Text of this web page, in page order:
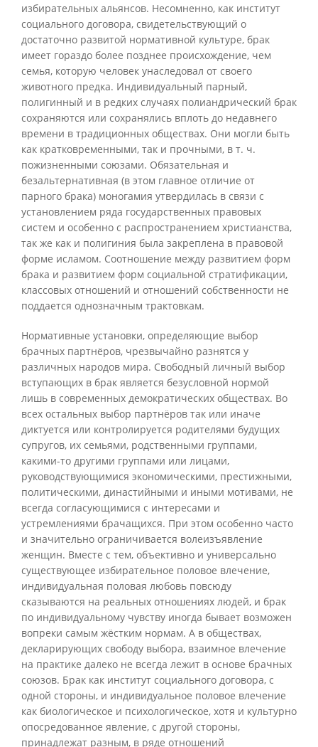
избирательных альянсов. Несомненно, как институт
социального договора, свидетельствующий о
достаточно развитой нормативной культуре, брак
имеет гораздо более позднее происхождение, чем
семья, которую человек унаследовал от своего
животного предка. Индивидуальный парный,
полигинный и в редких случаях полиандрический брак
сохраняются или сохранялись вплоть до недавнего
времени в традиционных обществах. Они могли быть
как кратковременными, так и прочными, в т. ч.
пожизненными союзами. Обязательная и
безальтернативная (в этом главное отличие от
парного брака) моногамия утвердилась в связи с
установлением ряда государственных правовых
систем и особенно с распространением христианства,
так же как и полигиния была закреплена в правовой
форме исламом. Соотношение между развитием форм
брака и развитием форм социальной стратификации,
классовых отношений и отношений собственности не
поддается однозначным трактовкам.
Нормативные установки, определяющие выбор
брачных партнёров, чрезвычайно разнятся у
различных народов мира. Свободный личный выбор
вступающих в брак является безусловной нормой
лишь в современных демократических обществах. Во
всех остальных выбор партнёров так или иначе
диктуется или контролируется родителями будущих
супругов, их семьями, родственными группами,
какими-то другими группами или лицами,
руководствующимися экономическими, престижными,
политическими, династийными и иными мотивами, не
всегда согласующимися с интересами и
устремлениями брачащихся. При этом особенно часто
и значительно ограничивается волеизъявление
женщин. Вместе с тем, объективно и универсально
существующее избирательное половое влечение,
индивидуальная половая любовь повсюду
сказываются на реальных отношениях людей, и брак
по индивидуальному чувству иногда бывает возможен
вопреки самым жёстким нормам. А в обществах,
декларирующих свободу выбора, взаимное влечение
на практике далеко не всегда лежит в основе брачных
союзов. Брак как институт социального договора, с
одной стороны, и индивидуальное половое влечение
как биологическое и психологическое, хотя и культурно
опосредованное явление, с другой стороны,
принадлежат разным, в ряде отношений